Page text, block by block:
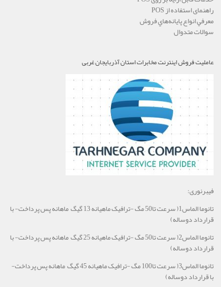
راهنمای استفاده از POS
معرفي انواع پايانه‌هاي فروش
سوالات متدوال
عاملیت فروش اینترنت مخابرات استان آذربایجان غربی
فیبرنوری:
تانوما الماس1( سرعت تا50 مگ -ترافیک ماهیانه 13 گیگ ماهانه پس پرداخت- با
قرارداد دوساله)
تانوما الماس2( سرعت تا50 مگ -ترافیک ماهیانه 25 گیگ ماهانه پس پرداخت- با
قرارداد دوساله)
تانوما الماس3( سرعت تا100 مگ -ترافیک ماهیانه 45 گیگ ماهانه پس پرداخت-
با قرارداد دوساله)